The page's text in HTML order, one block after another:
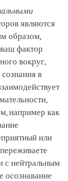
являются
образом,
фактор
вокруг,
в
например как
или
с нейтральным
осознавание